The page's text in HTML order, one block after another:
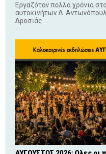
Εργαζόταν πολλά χρόνια
αυτοκινήτων Δ.
Δροσιάς.